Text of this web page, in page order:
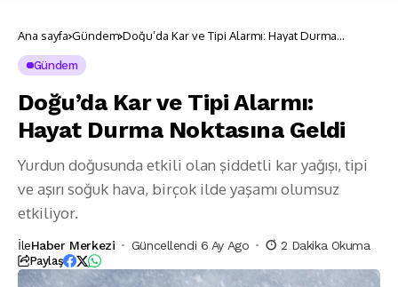
Ana sayfa Gündem Doğu’da Kar ve Tipi Alarmı: Hayat Durma
Gündem
Doğu’da Kar ve Tipi Alarmı:
Hayat Durma Noktasına Geldi
Yurdun doğusunda etkili olan şiddetli kar yağışı, tipi
ve aşırı soğuk hava, birçok ilde yaşamı olumsuz
etkiliyor.
İleHaber Merkezi Güncellendi 6 Ay Ago 2 Dakika Okuma
Paylaş